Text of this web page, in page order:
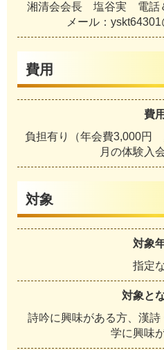
湘清会会長 塩谷実 電話
メール：
費用
費用
負担有り（年会費3,000
月の体験入
対象
対象
指定
対象と
詩吟に興味がある方、漢
学に興味